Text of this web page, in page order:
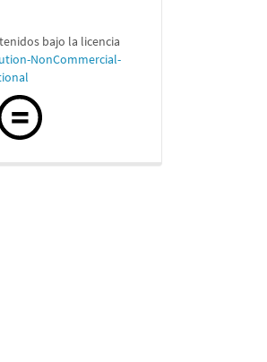
bajo la licencia
NonCommercial-